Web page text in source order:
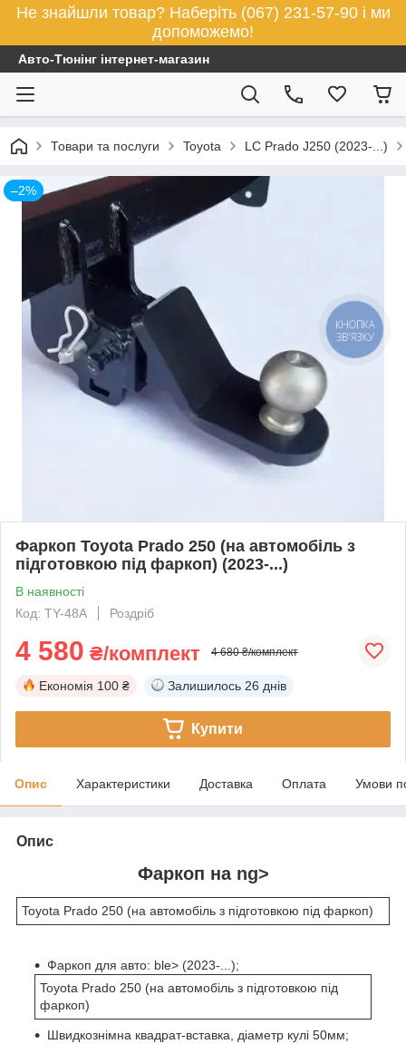
Не знайшли товар? Наберіть (067) 231-57-90 і ми
допоможемо!
Авто-Тюнінг інтернет-магазин
Товари та послуги Toyota LC Prado J250 (2023-...)
–2%
Фаркоп Toyota Prado 250 (на автомобіль з
підготовкою під фаркоп) (2023-...)
В наявності
Код: TY-48A
Роздріб
4 580 ₴/комплект 4 680 ₴/комплект
Економія 100 ₴ Залишилось 26 днів
Купити
Опис Характеристики Доставка Оплата Умови
Опис
Фаркоп на ng>
Toyota Prado 250 (на автомобіль з підготовкою під фаркоп)
Фаркоп для авто: ble> (2023-...);
Toyota Prado 250 (на автомобіль з підготовкою під
фаркоп)
Швидкознімна квадрат-вставка, діаметр кулі 50мм;
КНОПКА
ЗВ'ЯЗКУ